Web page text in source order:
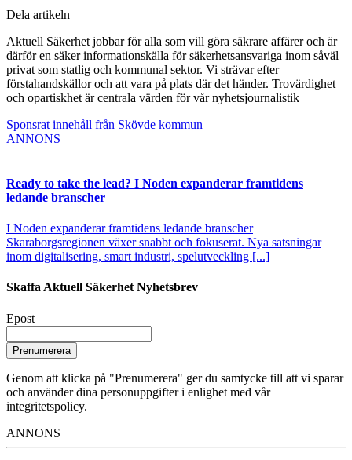
Dela artikeln
Aktuell Säkerhet jobbar för alla som vill göra säkrare affärer och är
därför en säker informationskälla för säkerhetsansvariga inom såväl
privat som statlig och kommunal sektor. Vi strävar efter
förstahandskällor och att vara på plats där det händer. Trovärdighet
och opartiskhet är centrala värden för vår nyhetsjournalistik
Sponsrat innehåll från Skövde kommun
ANNONS
Ready to take the lead? I Noden expanderar framtidens
ledande branscher
I Noden expanderar framtidens ledande branscher
Skaraborgsregionen växer snabbt och fokuserat. Nya satsningar
inom digitalisering, smart industri, spelutveckling [...]
Skaffa Aktuell Säkerhet Nyhetsbrev
Epost
Prenumerera
Genom att klicka på "Prenumerera" ger du samtycke till att vi sparar
och använder dina personuppgifter i enlighet med vår
integritetspolicy.
ANNONS